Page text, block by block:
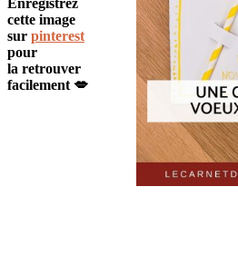
cette image
sur pinterest
pour
la retrouver
facilement 💋